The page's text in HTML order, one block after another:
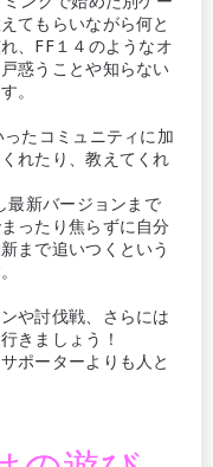
てもらいながら何と
、FF１４のようなオ
惑うことや知らない
。
たコミュニティに加
れたり、教えてくれ
最新バージョンまで
ったり焦らずに自分
まで追いつくという
や討伐戦、さらには
きましょう！
ポーターよりも人と